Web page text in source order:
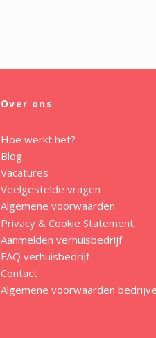
Over ons
Hoe werkt het?
Blog
Vacatures
Veelgestelde vragen
Algemene voorwaarden
Privacy & Cookie Statement
Aanmelden verhuisbedrijf
FAQ verhuisbedrijf
Contact
Algemene voorwaarden